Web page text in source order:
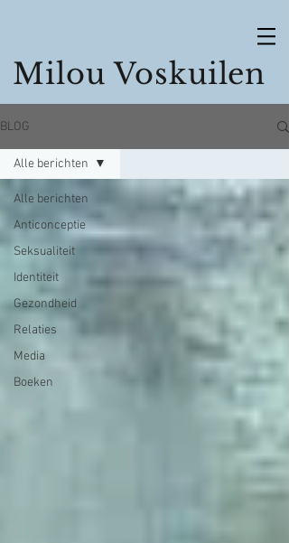
Milou Voskuilen
BLOG
Alle berichten
Anticonceptie
Seksualiteit
Identiteit
Gezondheid
Relaties
Media
Boeken
Alle berichten